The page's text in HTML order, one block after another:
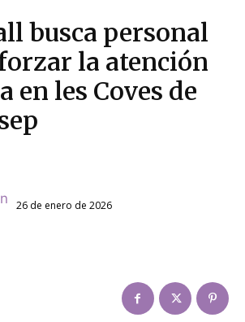
busca personal
la atención
en les Coves de
26 de enero de 2026